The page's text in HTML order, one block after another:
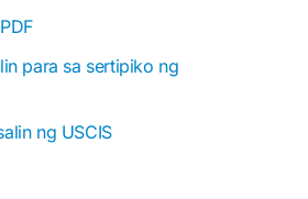
para sa sertipiko ng
ng USCIS